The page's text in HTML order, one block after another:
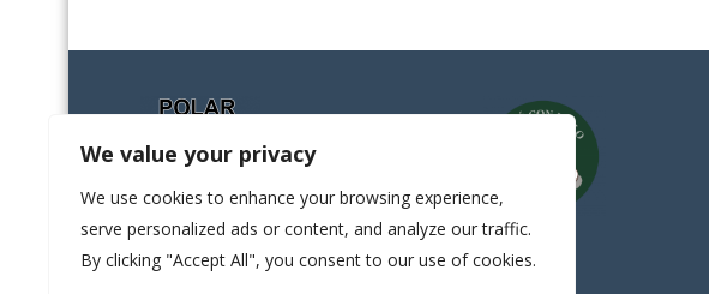
We value your privacy
We use cookies to enhance your browsing experience,
serve personalized ads or content, and analyze our traffic.
By clicking "Accept All", you consent to our use of cookies.